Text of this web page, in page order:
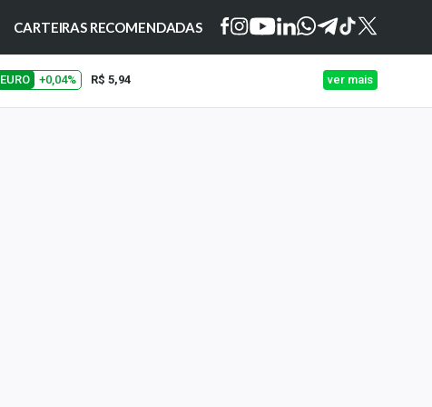
CARTEIRAS RECOMENDADAS
EURO +0,04% R$ 5,94 ver mais